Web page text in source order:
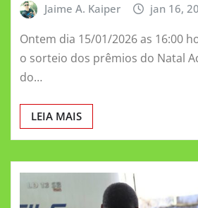
Jaime A. Kaiper jan 16,
Ontem dia 15/01/2026 as 16:00
o sorteio dos prêmios do Natal
do…
LEIA MAIS